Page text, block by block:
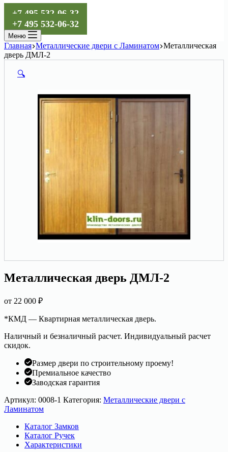
+7 495 532-06-32
+7 495 532-06-32
Меню
Главная Металлические двери с Ламинатом Металлическая
дверь ДМЛ-2
🔍
Металлическая дверь ДМЛ-2
от 22 000 ₽
*КМД — Квартирная металлическая дверь.
Наличный и безналичный расчет. Индивидуальный расчет
скидок.
Размер двери по строительному проему!
Премиальное качество
Заводская гарантия
Артикул: 0008-1 Категория: Металлические двери с
Ламинатом
Каталог Замков
Каталог Ручек
Характеристики